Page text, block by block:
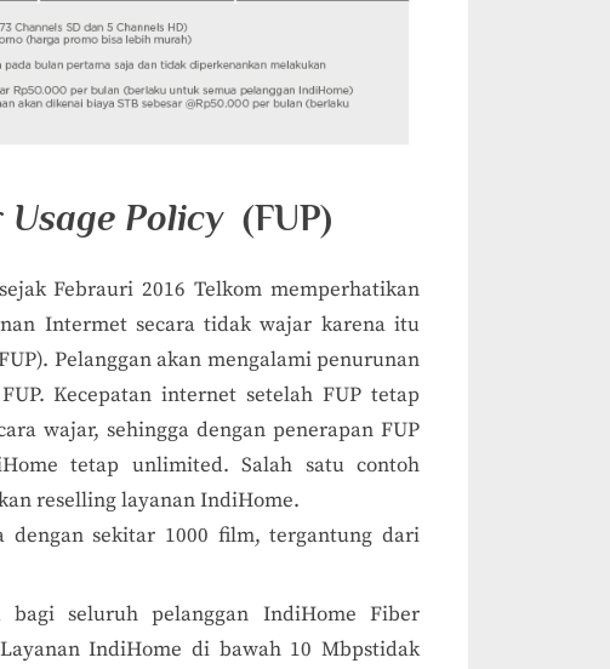
Usage Policy(FUP)
Febrauri 2016 Telkom memperhatikan
Intermet secara tidak wajar karena itu
Pelanggan akan mengalami penurunan
Kecepatan internet setelah FUP tetap
wajar, sehingga dengan penerapan FUP
tetap unlimited. Salah satu contoh
reselling layanan IndiHome.
dengan sekitar 1000 film, tergantung dari
seluruh pelanggan IndiHome Fiber
IndiHome di bawah 10 Mbpstidak